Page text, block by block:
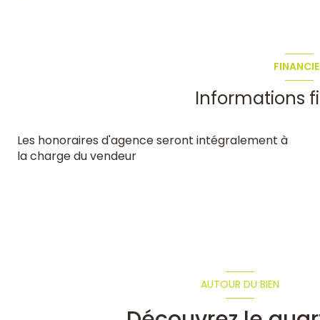
Informations
Les honoraires d'agence seront intégralement à
la charge du vendeur
AUTOUR DU BIEN